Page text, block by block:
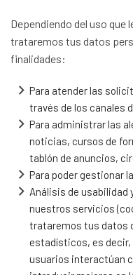
Dependiendo del uso que
trataremos tus datos
finalidades:
Para atender las
través de los canales
Para administrar las
noticias, cursos de
tablón de anuncios,
Para poder gestionar
Análisis de usabilidad
nuestros servicios
trataremos tus datos
estadísticos, es decir,
usuarios interactúan